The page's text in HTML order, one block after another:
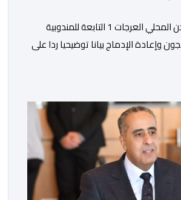
اصدرت إدارة السجن المحلي العرجات 1 التابعة للمندوبية
وإعادة الإدماج بيانا توضيحيا ردا على
الرأي العام بالحقائق والمعطيات
المؤسسة السجنية أن المعني بالأمر
من تتبع طبي منتظم ومستمر وفقا […]